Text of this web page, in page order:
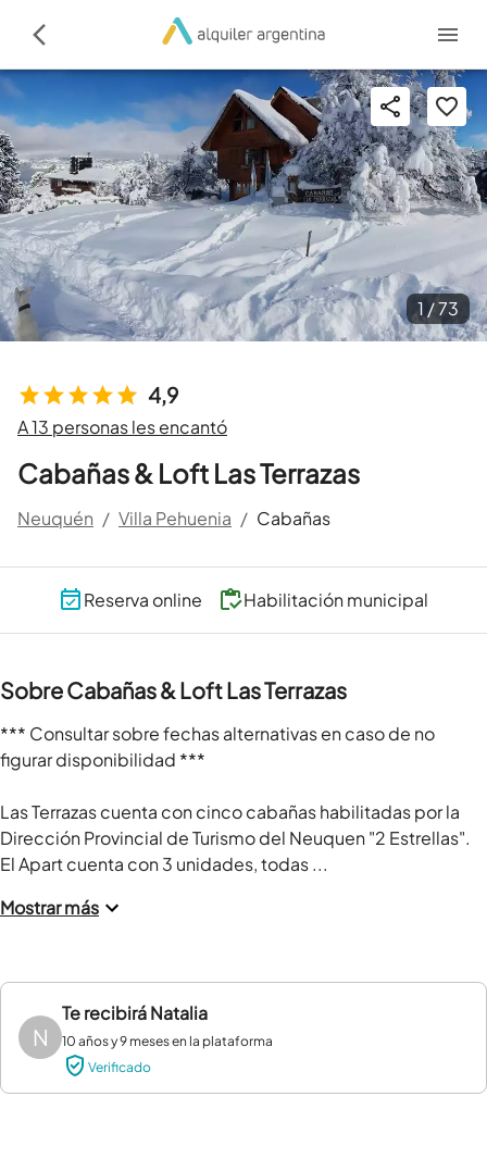
4,9
A 13 personas les encantó
Cabañas & Loft Las Terrazas
Neuquén / Villa Pehuenia / Cabañas
1 /73
Reserva online Habilitación municipal
Sobre Cabañas & Loft Las Terrazas
*** Consultar sobre fechas alternativas en caso de no
figurar disponibilidad ***
Las Terrazas cuenta con cinco cabañas habilitadas por la
Dirección Provincial de Turismo del Neuquen "2 Estrellas".
El Apart cuenta con 3 unidades, todas ...
Mostrar más
N
Te recibiráNatalia
10 años y 9 meses en la plataforma
Verificado